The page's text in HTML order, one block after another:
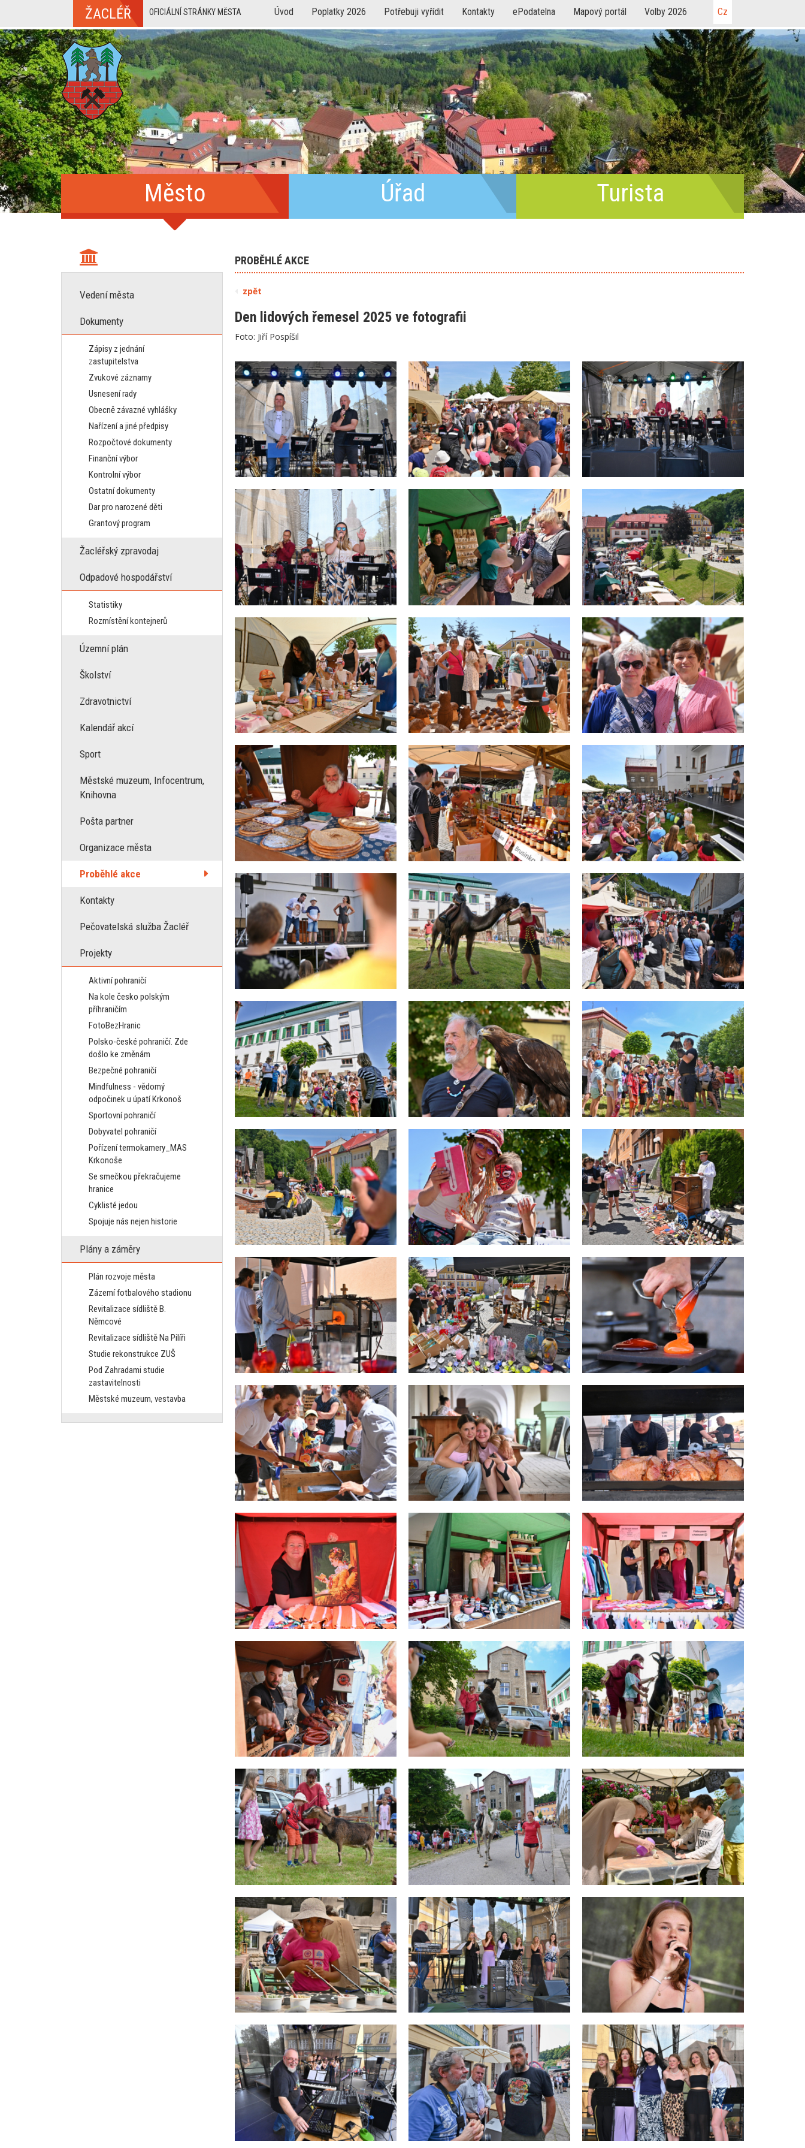
ŽACLÉŘ OFICIÁLNÍ STRÁNKY MĚSTA Úvod Poplatky 2026 Potřebuji vyřídit Kontakty ePodatelna Mapový portál Volby 2026 Cz
Město Úřad Turista
Vedení města
Dokumenty
Zápisy z jednání
zastupitelstva
Zvukové záznamy
Usnesení rady
Obecně závazné vyhlášky
Nařízení a jiné předpisy
Rozpočtové dokumenty
Finanční výbor
Kontrolní výbor
Ostatní dokumenty
Dar pro narozené děti
Grantový program
Žacléřský zpravodaj
Odpadové hospodářství
Statistiky
Rozmístění kontejnerů
Územní plán
Školství
Zdravotnictví
Kalendář akcí
Sport
Městské muzeum, Infocentrum,
Knihovna
Pošta partner
Organizace města
Proběhlé akce
Kontakty
Pečovatelská služba Žacléř
Projekty
Aktivní pohraničí
Na kole česko polským
příhraničím
FotoBezHranic
Polsko-české pohraničí. Zde
došlo ke změnám
Bezpečné pohraničí
Mindfulness - vědomý
odpočinek u úpatí Krkonoš
Sportovní pohraničí
Dobyvatel pohraničí
Pořízení termokamery_MAS
Krkonoše
Se smečkou překračujeme
hranice
Cyklisté jedou
Spojuje nás nejen historie
Plány a záměry
Plán rozvoje města
Zázemí fotbalového stadionu
Revitalizace sídliště B.
Němcové
Revitalizace sídliště Na Pilíři
Studie rekonstrukce ZUŠ
Pod Zahradami studie
zastavitelnosti
Městské muzeum, vestavba
PROBĚHLÉ AKCE
zpět
Den lidových řemesel 2025 ve fotografii
Foto: Jiří Pospíšil